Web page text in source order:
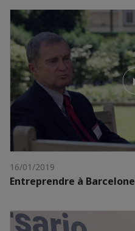
16/01/2019
Entreprendre à Barcelone